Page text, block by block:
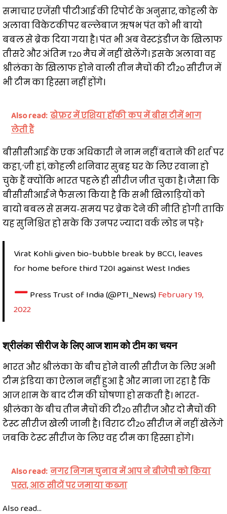
समाचार एजेंसी पीटीआई की रिपोर्ट के अनुसार, कोहली के
अलावा विकेटकीपर बल्लेबाज ऋषभ पंत को भी बायो
बबल से ब्रेक दिया गया है। पंत भी अब वेस्टइंडीज के खिलाफ
तीसरे और अंतिम T20 मैच में नहीं खेलेंगे। इसके अलावा वह
श्रीलंका के खिलाफ होने वाली तीन मैचों की टी20 सीरीज में
भी ​टीम का ​हिस्सा नहीं होंगे।
Also read: ढोफ़र में एशिया हॉकी कप में बीस टीमें भाग
लेती हैं
बीसीसीआई के एक अधिकारी ने नाम नहीं बताने की शर्त पर
कहा, ‘जी हां, कोहली शनिवार सुबह घर के लिए रवाना हो
चुके हैं क्योंकि भारत पहले ही सीरीज जीत चुका है। जैसा कि
बीसीसीआई ने फैसला किया है कि सभी खिलाड़ियों को
बायो बबल से समय-समय पर ब्रेक देने की नीति होगी ताकि
यह सुनिश्चित हो सके कि उनपर ज्यादा वर्क लोड न पड़े।’
Virat Kohli given bio-bubble break by BCCI, leaves
for home before third T20I against West Indies
—Press Trust of India (@PTI_News)February 19,
2022
श्रीलंका सीरीज के लिए आज शाम को टीम का चयन
भारत और श्रीलंका के बीच होने वाली सीरीज के लिए अभी
टीम इंडिया का ऐलान नहीं हुआ है और माना जा रहा है कि
आज शाम के बाद टीम की घोषणा हो सकती है। भारत-
श्रीलंका के बीच तीन मैचों की टी20 सीरीज और दो मैचों की
टेस्ट सीरीज खेली जानी है। विराट टी20 सीरीज में नहीं खेलेंगे
जबकि टेस्ट सीरीज के लिए वह टीम का हिस्सा होंगे।
Also read: नगर निगम चुनाव में आप ने बीजेपी को किया
पस्त, आठ सीटों पर जमाया कब्जा
Also read...